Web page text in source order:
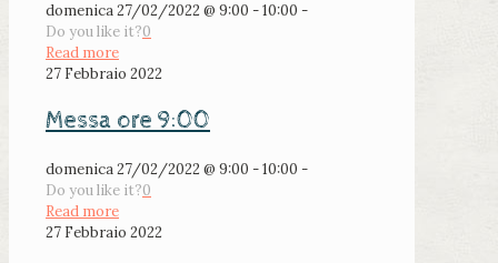
domenica 27/02/2022 @ 9:00 - 10:00 -
Do you like it?0
Read more
27 Febbraio 2022
Messa ore 9:00
domenica 27/02/2022 @ 9:00 - 10:00 -
Do you like it?0
Read more
27 Febbraio 2022